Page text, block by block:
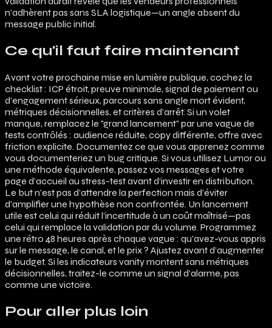
n’adhèrent pas sans SLA logistique—un angle absent du
message public initial.
Ce qu'il faut faire maintenant
Avant votre prochaine mise en lumière publique, cochez la
checklist : ICP étroit, preuve minimale, signal de paiement ou
d’engagement sérieux, parcours sans angle mort évident,
métriques décisionnelles, et critères d’arrêt. Si un volet
manque, remplacez le "grand lancement" par une vague de
tests contrôlés : audience réduite, copy différente, offre avec
friction explicite. Documentez ce que vous apprenez comme
vous documenteriez un bug critique. Si vous utilisez Lumor ou
une méthode équivalente, passez vos messages et votre
page d’accueil au stress-test avant d’investir en distribution.
Le but n’est pas d’attendre la perfection mais d’éviter
d’amplifier une hypothèse non confrontée. Un lancement
utile est celui qui réduit l’incertitude à un coût maîtrisé—pas
celui qui remplace la validation par du volume. Programmez
une rétro 48 heures après chaque vague : qu’avez-vous appris
sur le message, le canal, et le prix ? Ajustez avant d’augmenter
le budget. Si les indicateurs vanity montent sans métriques
décisionnelles, traitez-le comme un signal d’alarme, pas
comme une victoire.
Pour aller plus loin